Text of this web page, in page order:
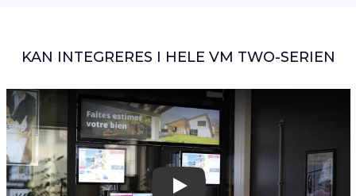
KAN INTEGRERES I HELE VM TWO-SERIEN